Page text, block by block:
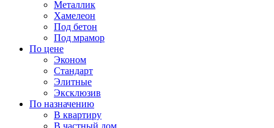
Металлик
Хамелеон
Под бетон
Под мрамор
По цене
Эконом
Стандарт
Элитные
Эксклюзив
По назначению
В квартиру
В частный дом